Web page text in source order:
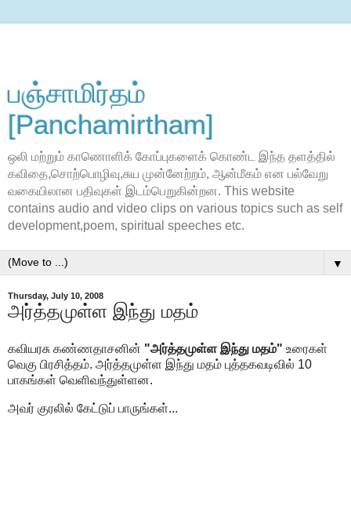
பஞ்சாமிர்தம்
[Panchamirtham]
ஒலி மற்றும் காணொளிக் கோப்புகளைக் கொண்ட இந்த தளத்தில்
கவிதை,சொற்பொழிவு,சுய முன்னேற்றம், ஆன்மீகம் என பல்வேறு
வகையிலான பதிவுகள் இடம்பெறுகின்றன. This website
contains audio and video clips on various topics such as self
development,poem, spiritual speeches etc.
▼
Thursday, July 10, 2008
அர்த்தமுள்ள இந்து மதம்
கவியரசு கண்ணதாசனின் "அர்த்தமுள்ள இந்து மதம்" உரைகள்
வெகு பிரசித்தம். அர்த்தமுள்ள இந்து மதம் புத்தகவடிவில் 10
பாகங்கள் வெளிவந்துள்ளன.
அவர் குரலில் கேட்டுப் பாருங்கள்...